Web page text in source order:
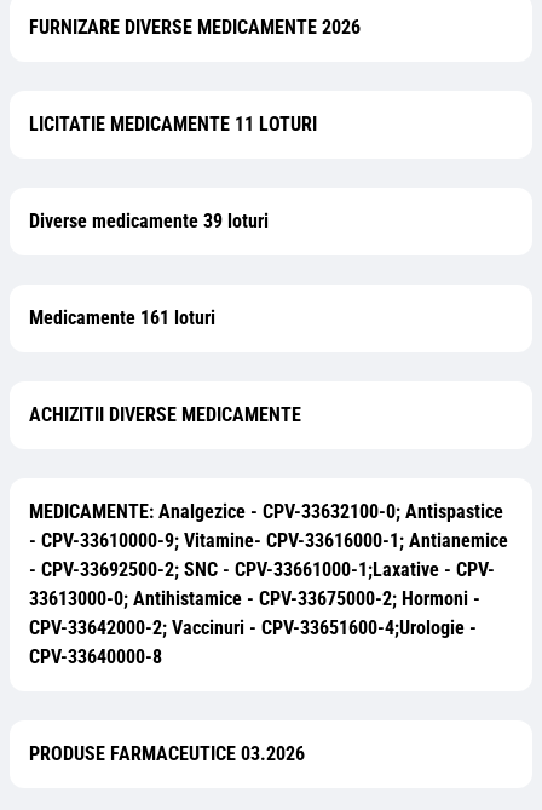
FURNIZARE DIVERSE MEDICAMENTE 2026
LICITATIE MEDICAMENTE 11 LOTURI
Diverse medicamente 39 loturi
Medicamente 161 loturi
ACHIZITII DIVERSE MEDICAMENTE
MEDICAMENTE: Analgezice - CPV-33632100-0; Antispastice
- CPV-33610000-9; Vitamine- CPV-33616000-1; Antianemice
- CPV-33692500-2; SNC - CPV-33661000-1;Laxative - CPV-
33613000-0; Antihistamice - CPV-33675000-2; Hormoni -
CPV-33642000-2; Vaccinuri - CPV-33651600-4;Urologie -
CPV-33640000-8
PRODUSE FARMACEUTICE 03.2026